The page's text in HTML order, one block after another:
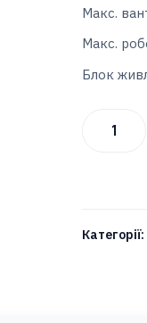
Макс.
Макс.
Блок
Модель:
Категорії: